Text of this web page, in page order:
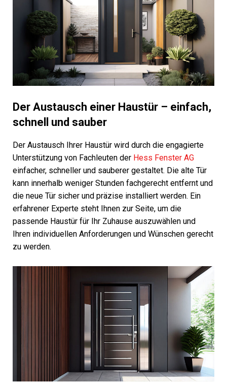
Der Austausch einer Haustür – einfach,
schnell und sauber
Der Austausch Ihrer Haustür wird durch die engagierte
Unterstützung von Fachleuten der Hess Fenster AG
einfacher, schneller und sauberer gestaltet. Die alte Tür
kann innerhalb weniger Stunden fachgerecht entfernt und
die neue Tür sicher und präzise installiert werden. Ein
erfahrener Experte steht Ihnen zur Seite, um die
passende Haustür für Ihr Zuhause auszuwählen und
Ihren individuellen Anforderungen und Wünschen gerecht
zu werden.